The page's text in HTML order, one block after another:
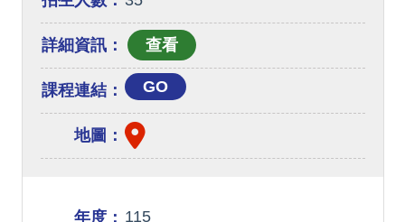
詳細資訊：
課程連結： GO
地圖：
年度： 115